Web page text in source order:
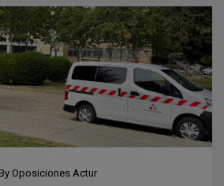
By Oposiciones Actur